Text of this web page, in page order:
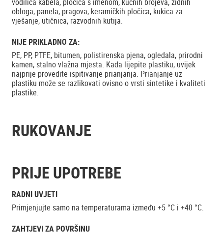
obloga, panela, pragova, keramičkih pločica, kukica za
vješanje, utičnica, razvodnih kutija.
NIJE PRIKLADNO ZA:
PE, PP, PTFE, bitumen, polistirenska pjena, ogledala, prirodni
kamen, stalno vlažna mjesta. Kada lijepite plastiku, uvijek
najprije provedite ispitivanje prianjanja. Prianjanje uz
plastiku može se razlikovati ovisno o vrsti sintetike i kvaliteti
plastike.
RUKOVANJE
PRIJE UPOTREBE
RADNI UVJETI
Primjenjujte samo na temperaturama između +5 °C i +40 °C.
ZAHTJEVI ZA POVRŠINU